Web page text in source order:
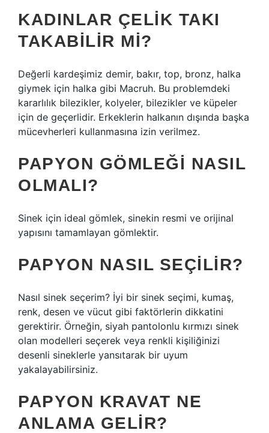
KADINLAR ÇELIK TAKI
TAKABILIR MI?
Değerli kardeşimiz demir, bakır, top, bronz, halka
giymek için halka gibi Macruh. Bu problemdeki
kararlılık bilezikler, kolyeler, bilezikler ve küpeler
için de geçerlidir. Erkeklerin halkanın dışında başka
mücevherleri kullanmasına izin verilmez.
PAPYON GÖMLEĞI NASIL
OLMALI?
Sinek için ideal gömlek, sinekin resmi ve orijinal
yapısını tamamlayan gömlektir.
PAPYON NASIL SEÇILIR?
Nasıl sinek seçerim? İyi bir sinek seçimi, kumaş,
renk, desen ve vücut gibi faktörlerin dikkatini
gerektirir. Örneğin, siyah pantolonlu kırmızı sinek
olan modelleri seçerek veya renkli kişiliğinizi
desenli sineklerle yansıtarak bir uyum
yakalayabilirsiniz.
PAPYON KRAVAT NE
ANLAMA GELIR?